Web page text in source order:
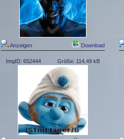
Anzeigen Download
ImgID: 652444 Größe: 114,49 kB